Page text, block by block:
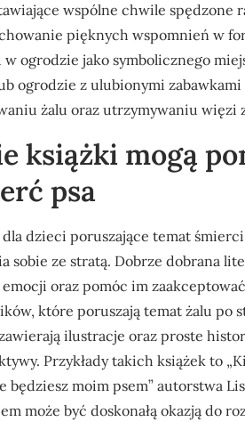
wspólne chwile spędzone
pięknych wspomnień w
ogrodzie jako symbolicznego
ogrodzie z ulubionymi
żalu oraz utrzymywaniu więzi
książki mogą
psa
dla dzieci poruszające temat
sobie ze stratą. Dobrze dobrana
oraz pomóc im
które poruszają temat żalu po
ilustracje oraz proste
Przykłady takich książek to
będziesz moim psem” autorstwa
może być doskonałą okazją do